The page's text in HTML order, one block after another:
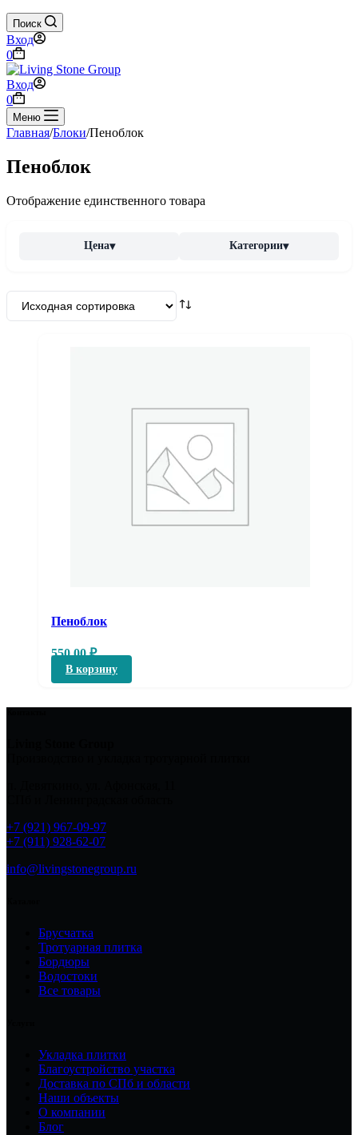
Поиск
Вход
Корзина
0
Вход
Корзина
0
Меню
Главная/Блоки/Пеноблок
Пеноблок
Отображение единственного товара
Цена▾ Категории▾
Пеноблок
550,00₽
В корзину
+7 (921) 967-09-97
+7 (911) 928-62-07
info@livingstonegroup.ru
Брусчатка
Тротуарная плитка
Бордюры
Водостоки
Все товары
Укладка плитки
Благоустройство участка
Доставка по СПб и области
Наши объекты
О компании
Блог